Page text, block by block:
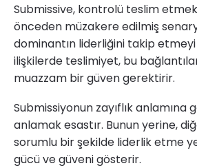
Submissive, kontrolü teslim
önceden müzakere edilmiş
dominantın liderliğini takip
ilişkilerde teslimiyet, bu
muazzam bir güven gerektirir.
Submissiyonun zayıflık anlamına
anlamak esastır. Bunun yerine,
sorumlu bir şekilde liderlik etme
gücü ve güveni gösterir.